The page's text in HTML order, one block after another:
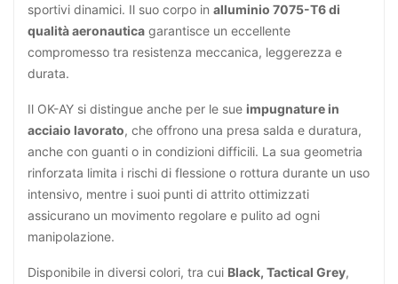
sportivi dinamici. Il suo corpo in alluminio 7075-T6 di
qualità aeronautica garantisce un eccellente
compromesso tra resistenza meccanica, leggerezza e
durata.
Il OK-AY si distingue anche per le sue impugnature in
acciaio lavorato, che offrono una presa salda e duratura,
anche con guanti o in condizioni difficili. La sua geometria
rinforzata limita i rischi di flessione o rottura durante un uso
intensivo, mentre i suoi punti di attrito ottimizzati
assicurano un movimento regolare e pulito ad ogni
manipolazione.
Disponibile in diversi colori, tra cui Black, Tactical Grey,